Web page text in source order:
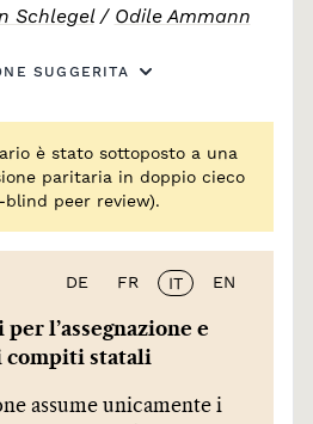
Schlegel/ Odile Ammann
SUGGERITA
è stato sottoposto a una
paritaria in doppio cieco
blind peer review).
DE FR IT EN
l’assegnazione e
compiti statali
assume unicamente i